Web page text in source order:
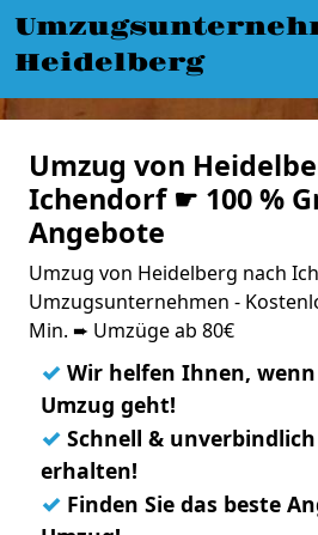
Heidelberg
Umzug von
Ichendorf ☛ 100 %
Angebote
Umzug von Heidelberg nach
Umzugsunternehmen -
Min. ➨ Umzüge ab 80€
✓ Wir helfen Ihnen,
Umzug geht!
✓ Schnell &
erhalten!
✓ Finden Sie das beste